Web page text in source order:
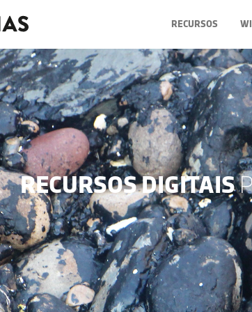
RECURSOS
RECURSOS DIGITAIS